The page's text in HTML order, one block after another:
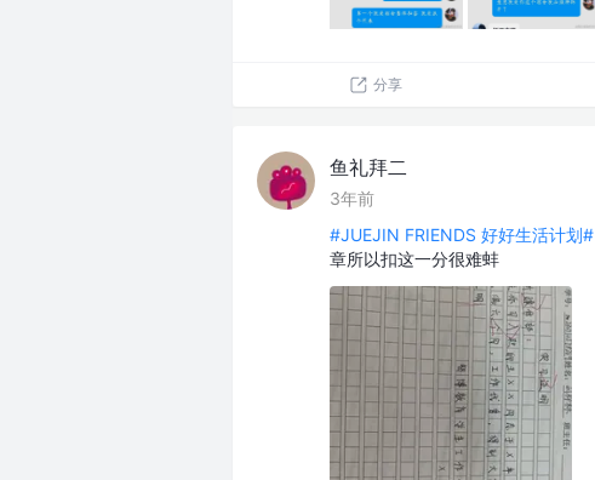
分享
鱼礼拜二
3年前
#JUEJIN FRIENDS 好好生活计划#
章所以扣这一分很难蚌